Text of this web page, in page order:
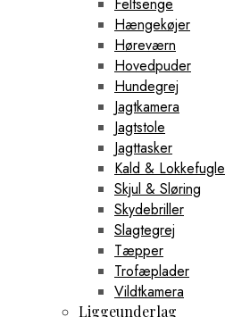
Hængekøjer
Høreværn
Hovedpuder
Hundegrej
Jagtkamera
Jagtstole
Jagttasker
Kald & Lokkefugle
Skjul & Sløring
Skydebriller
Slagtegrej
Tæpper
Trofæplader
Vildtkamera
Liggeunderlag